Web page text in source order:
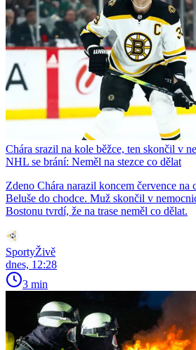
Chára srazil na kole běžce, ten skončil v
NHL se brání: Neměl na stezce co dělat
Zdeno Chára narazil koncem července na
Beluše do chodce. Muž skončil v
Bostonu tvrdí, že na trase neměl co dělat.
SportyŽivě
dnes, 12:28
3 min